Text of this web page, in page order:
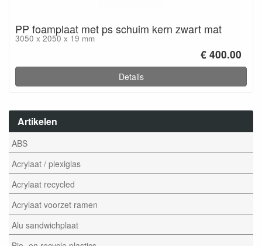
Artikelen
ABS
Acrylaat / plexiglas
Acrylaat recycled
Acrylaat voorzet ramen
Alu sandwichplaat
PP foamplaat met ps schuim kern zwart mat
3050 x 2050 x 19 mm
€ 400.00
Details